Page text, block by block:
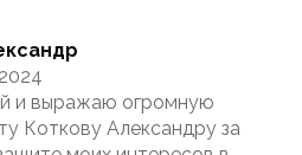
и выражаю огромную
Коткову Александру за